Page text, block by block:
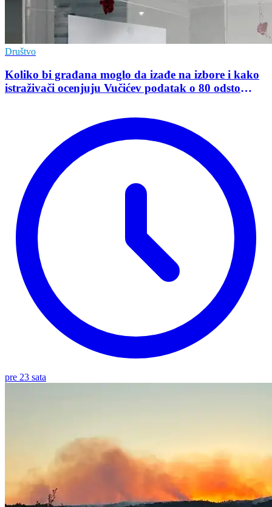
Društvo
Koliko bi građana moglo da izađe na izbore i kako
istraživači ocenjuju Vučićev podatak o 80 odsto
pre 23 sata